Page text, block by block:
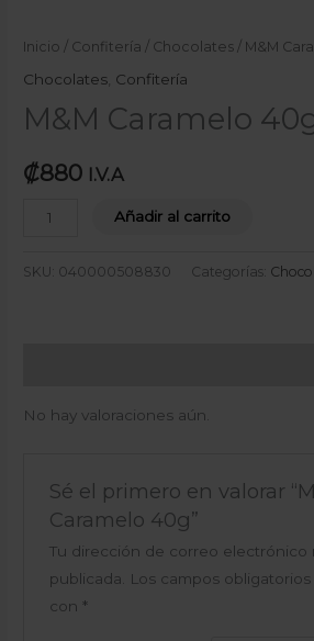
Inicio / Confitería / Chocolates / M&M
Chocolates Confitería
M&M Caramelo
₡880 I.V.A
Añadir al carrito
SKU: 040000508830 Categorías:
No hay valoraciones aún.
Sé el primero en valorar
Caramelo 40g”
Tu dirección de correo electrónico
publicada. Los campos
con *